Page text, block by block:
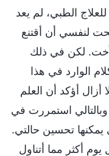
الطبي، لم يعد
لنفسي أن أقتنع
لكن في ذلك
الوارد في هذا
أزال أؤكد أن العلم
استمررت في
يمكنها تحسين حالتي.
يوم أكثر مما أتناول